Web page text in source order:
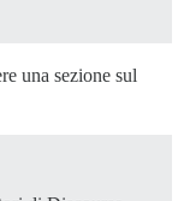
una sezione sul